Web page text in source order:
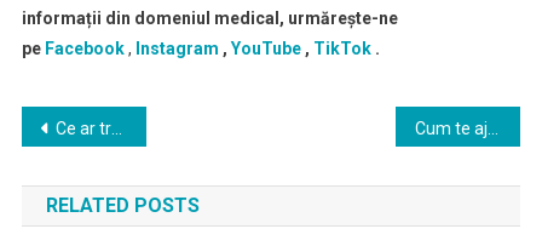
informații din domeniul medical, urmărește-ne
pe Facebook, Instagram , YouTube, TikTok.
Navigare
în
articole
Ce ar trebui sa stii despre implanturile dentare
RELATED POSTS